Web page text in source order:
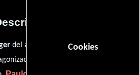
Cookies
del año 2016, está dirigido por
por